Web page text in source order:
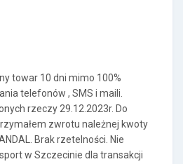
towar 10 dni mimo 100%
telefonów , SMS i maili.
rzeczy 29.12.2023r. Do
zwrotu należnej kwoty
Brak rzetelności. Nie
w Szczecinie dla transakcji